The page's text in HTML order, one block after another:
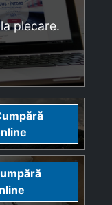
plecare.